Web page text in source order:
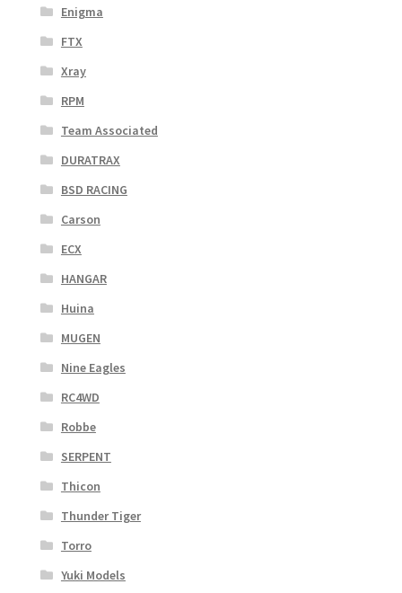
Enigma
FTX
Xray
RPM
Team Associated
DURATRAX
BSD RACING
Carson
ECX
HANGAR
Huina
MUGEN
Nine Eagles
RC4WD
Robbe
SERPENT
Thicon
Thunder Tiger
Torro
Yuki Models